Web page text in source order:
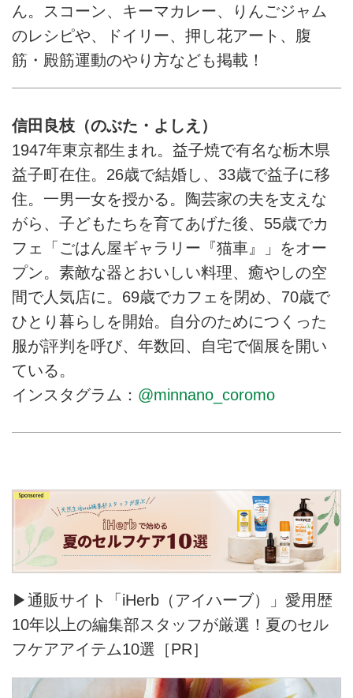
ん。スコーン、キーマカレー、りんごジャム
のレシピや、ドイリー、押し花アート、腹
筋・殿筋運動のやり方なども掲載！
信田良枝（のぶた・よしえ）
1947年東京都生まれ。益子焼で有名な栃木県
益子町在住。26歳で結婚し、33歳で益子に移
住。一男一女を授かる。陶芸家の夫を支えな
がら、子どもたちを育てあげた後、55歳でカ
フェ「ごはん屋ギャラリー『猫車』」をオー
プン。素敵な器とおいしい料理、癒やしの空
間で人気店に。69歳でカフェを閉め、70歳で
ひとり暮らしを開始。自分のためにつくった
服が評判を呼び、年数回、自宅で個展を開い
ている。
インスタグラム： @minnano_coromo
▶通販サイト「iHerb（アイハーブ）」愛用歴
10年以上の編集部スタッフが厳選！夏のセル
フケアアイテム10選［PR］